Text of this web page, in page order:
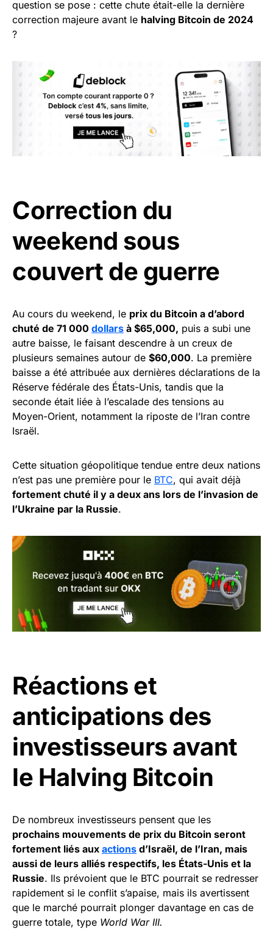
question se pose : cette chute était-elle la dernière
correction majeure avant le halving Bitcoin de 2024
?
Correction du
weekend sous
couvert de guerre
Au cours du weekend, le prix du Bitcoin a d’abord
chuté de 71 000 dollars à $65,000, puis a subi une
autre baisse, le faisant descendre à un creux de
plusieurs semaines autour de $60,000. La première
baisse a été attribuée aux dernières déclarations de la
Réserve fédérale des États-Unis, tandis que la
seconde était liée à l’escalade des tensions au
Moyen-Orient, notamment la riposte de l’Iran contre
Israël.
Cette situation géopolitique tendue entre deux nations
n’est pas une première pour le BTC, qui avait déjà
fortement chuté il y a deux ans lors de l’invasion de
l’Ukraine par la Russie.
Réactions et
anticipations des
investisseurs avant
le Halving Bitcoin
De nombreux investisseurs pensent que les
prochains mouvements de prix du Bitcoin seront
fortement liés aux actions d’Israël, de l’Iran, mais
aussi de leurs alliés respectifs, les États-Unis et la
Russie. Ils prévoient que le BTC pourrait se redresser
rapidement si le conflit s’apaise, mais ils avertissent
que le marché pourrait plonger davantage en cas de
guerre totale, type World War III.